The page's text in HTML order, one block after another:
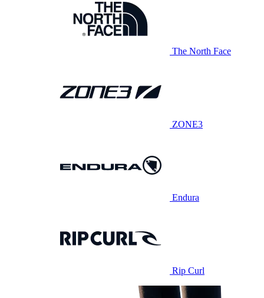
The North Face
ZONE3
Endura
Rip Curl